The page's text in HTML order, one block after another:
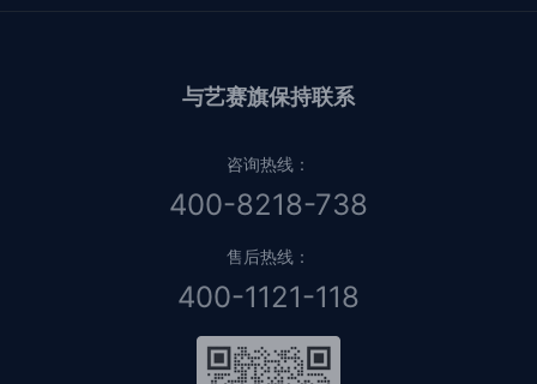
与艺赛旗保持联系
咨询热线：
400-8218-738
售后热线：
400-1121-118